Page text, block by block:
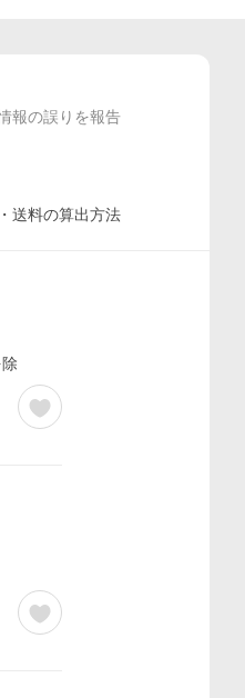
報の誤りを報告
送料の算出方法